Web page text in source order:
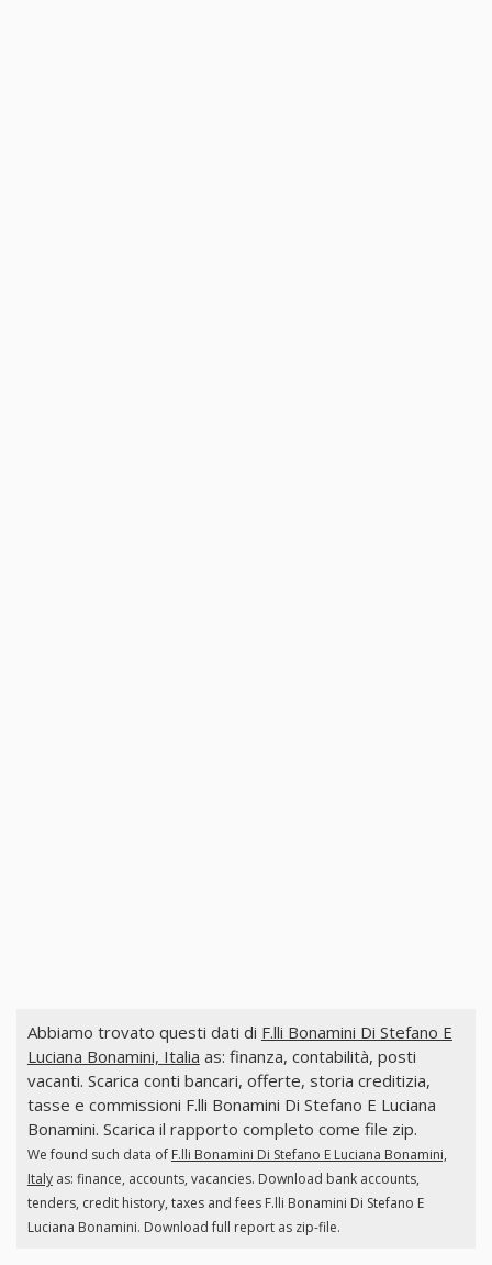
Abbiamo trovato questi dati di F.lli Bonamini Di Stefano E
Luciana Bonamini, Italia as: finanza, contabilità, posti
vacanti. Scarica conti bancari, offerte, storia creditizia,
tasse e commissioni F.lli Bonamini Di Stefano E Luciana
Bonamini. Scarica il rapporto completo come file zip.
We found such data of F.lli Bonamini Di Stefano E Luciana Bonamini,
Italyas: finance, accounts, vacancies. Download bank accounts,
tenders, credit history, taxes and fees F.lli Bonamini Di Stefano E
Luciana Bonamini. Download full report as zip-file.